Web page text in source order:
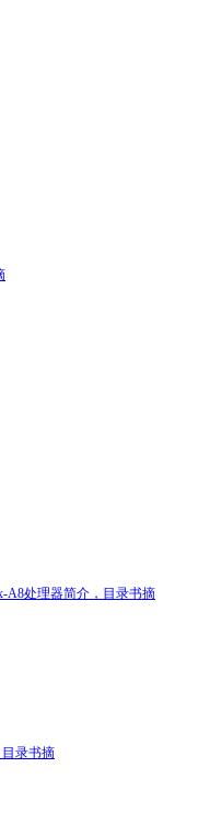
A8处理器简介，目录书摘
录书摘